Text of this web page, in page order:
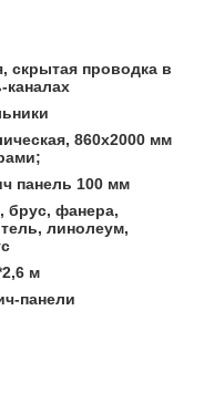
скрытая проводка в
каналах
860х2000 мм
панель 100 мм
брус, фанера,
линолеум,
м
панели